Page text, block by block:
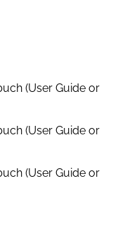
(User Guide or
(User Guide or
(User Guide or